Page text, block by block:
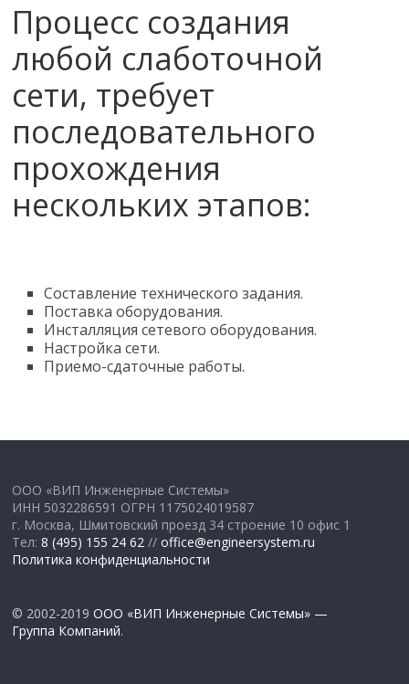
Процесс создания
любой слаботочной
сети, требует
последовательного
прохождения
нескольких этапов:
Составление технического задания.
Поставка оборудования.
Инсталляция сетевого оборудования.
Настройка сети.
Приемо-сдаточные работы.
ООО «ВИП Инженерные Системы»
ИНН 5032286591 ОГРН 1175024019587
г. Москва, Шмитовский проезд 34 строение 10 офис 1
Тел:8 (495) 155 24 62 //office@engineersystem.ru
Политика конфиденциальности
© 2002-2019ООО «ВИП Инженерные Системы» —
Группа Компаний.